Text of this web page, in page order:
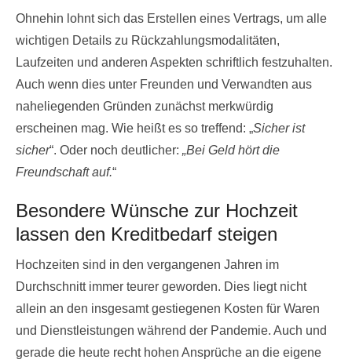
Ohnehin lohnt sich das Erstellen eines Vertrags, um alle
wichtigen Details zu Rückzahlungsmodalitäten,
Laufzeiten und anderen Aspekten schriftlich festzuhalten.
Auch wenn dies unter Freunden und Verwandten aus
naheliegenden Gründen zunächst merkwürdig
erscheinen mag. Wie heißt es so treffend: „Sicher ist
sicher“. Oder noch deutlicher: „Bei Geld hört die
Freundschaft auf.“
Besondere Wünsche zur Hochzeit
lassen den Kreditbedarf steigen
Hochzeiten sind in den vergangenen Jahren im
Durchschnitt immer teurer geworden. Dies liegt nicht
allein an den insgesamt gestiegenen Kosten für Waren
und Dienstleistungen während der Pandemie. Auch und
gerade die heute recht hohen Ansprüche an die eigene